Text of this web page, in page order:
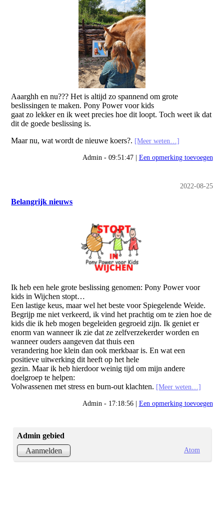
Aaarghh en nu??? Het is altijd zo spannend om grote
beslissingen te maken. Pony Power voor kids
gaat zo lekker en ik weet precies hoe dit loopt. Toch weet ik dat
dit de goede beslissing is.
Maar nu, wat wordt de nieuwe koers?. [Meer weten…]
Admin - 09:51:47 | Een opmerking toevoegen
2022-08-25
Belangrijk nieuws
Ik heb een hele grote beslissing genomen: Pony Power voor
kids in Wijchen stopt…
Een lastige keus, maar wel het beste voor Spiegelende Weide.
Begrijp me niet verkeerd, ik vind het prachtig om te zien hoe de
kids die ik heb mogen begeleiden gegroeid zijn. Ik geniet er
enorm van wanneer ik zie dat ze zelfverzekerder worden en
wanneer ouders aangeven dat thuis een
verandering hoe klein dan ook merkbaar is. En wat een
positieve uitwerking dit heeft op het hele
gezin. Maar ik heb hierdoor weinig tijd om mijn andere
doelgroep te helpen:
Volwassenen met stress en burn-out klachten. [Meer weten…]
Admin - 17:18:56 | Een opmerking toevoegen
Admin gebied
Aanmelden
Atom